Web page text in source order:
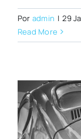
Por admin | 29
Read More